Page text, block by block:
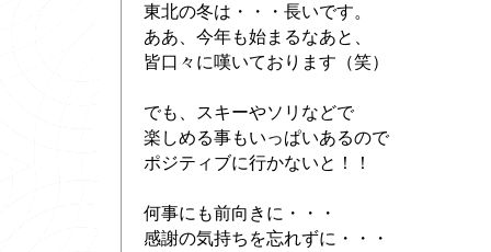
東北の冬は・・・長いです。
ああ、今年も始まるなあと、
皆口々に嘆いております（笑）
でも、スキーやソリなどで
楽しめる事もいっぱいあるので
ポジティブに行かないと！！
何事にも前向きに・・・
感謝の気持ちを忘れずに・・・